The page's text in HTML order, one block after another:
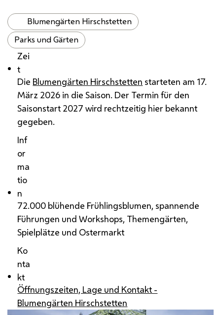
Blumengärten Hirschstetten
Parks und Gärten
Zei
t
Die Blumengärten Hirschstetten starteten am 17.
März 2026 in die Saison. Der Termin für den
Saisonstart 2027 wird rechtzeitig hier bekannt
gegeben.
Inf
or
ma
tio
n
72.000 blühende Frühlingsblumen, spannende
Führungen und Workshops, Themengärten,
Spielplätze und Ostermarkt
Ko
nta
kt
Öffnungszeiten, Lage und Kontakt -
Blumengärten Hirschstetten